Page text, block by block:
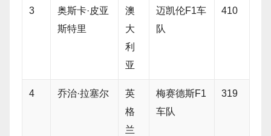
3
奥斯卡·皮亚
斯特里
澳
大
利
亚
迈凯伦F1车
队
410
4 乔治·拉塞尔
英
格
兰
梅赛德斯F1
车队
319